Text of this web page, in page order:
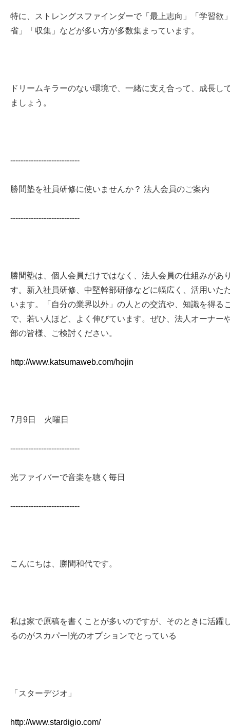
特に、ストレングスファインダーで「最上志向」「学習欲
省」「収集」などが多い方が多数集まっています。
ドリームキラーのない環境で、一緒に支え合って、成長し
ましょう。
---------------------------
勝間塾を社員研修に使いませんか？ 法人会員のご案内
---------------------------
勝間塾は、個人会員だけではなく、法人会員の仕組みがあ
す。新入社員研修、中堅幹部研修などに幅広く、活用いた
います。「自分の業界以外」の人との交流や、知識を得る
で、若い人ほど、よく伸びています。ぜひ、法人オーナー
部の皆様、ご検討ください。
http://www.katsumaweb.com/hojin
7月9日 火曜日
---------------------------
光ファイバーで音楽を聴く毎日
---------------------------
こんにちは、勝間和代です。
私は家で原稿を書くことが多いのですが、そのときに活躍
るのがスカパー!光のオプションでとっている
「スターデジオ」
http://www.stardigio.com/